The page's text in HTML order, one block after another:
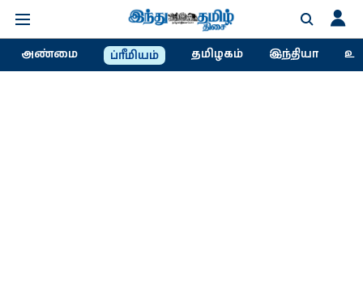
அண்மை ப்ரீமியம் தமிழகம் இந்தியா